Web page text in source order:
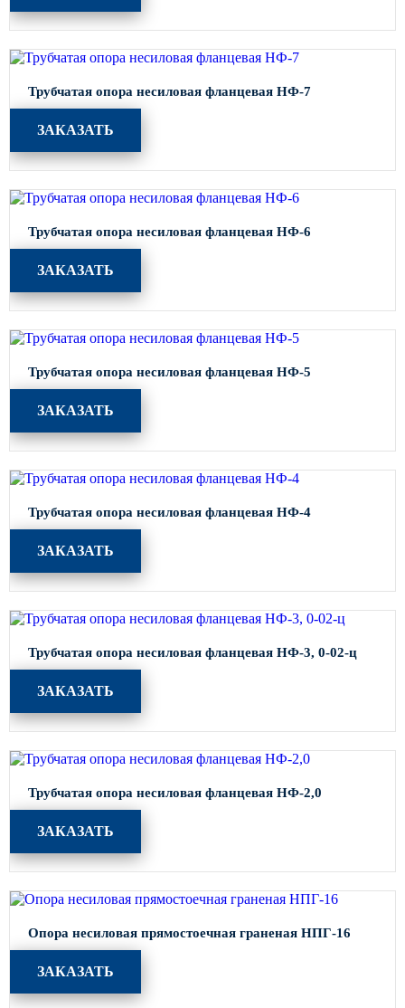
Трубчатая опора несиловая фланцевая НФ-7
ЗАКАЗАТЬ
Трубчатая опора несиловая фланцевая НФ-6
ЗАКАЗАТЬ
Трубчатая опора несиловая фланцевая НФ-5
ЗАКАЗАТЬ
Трубчатая опора несиловая фланцевая НФ-4
ЗАКАЗАТЬ
Трубчатая опора несиловая фланцевая НФ-3, 0-02-ц
ЗАКАЗАТЬ
Трубчатая опора несиловая фланцевая НФ-2,0
ЗАКАЗАТЬ
Опора несиловая прямостоечная граненая НПГ-16
ЗАКАЗАТЬ